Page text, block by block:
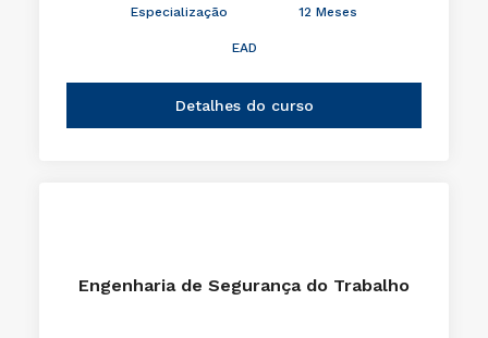
Especialização
12 Meses
EAD
Detalhes do curso
Engenharia de Segurança do Trabalho